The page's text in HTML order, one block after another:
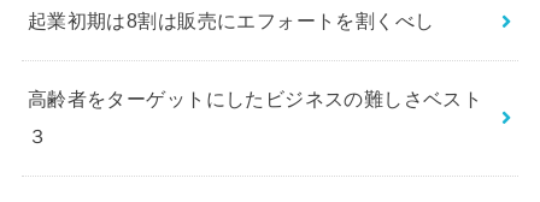
起業初期は8割は販売にエフォートを割くべし
高齢者をターゲットにしたビジネスの難しさベスト
３